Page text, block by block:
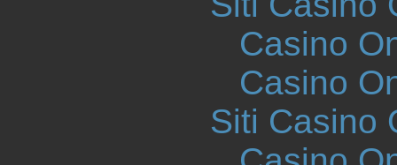
Casino
Casino
Siti Casino